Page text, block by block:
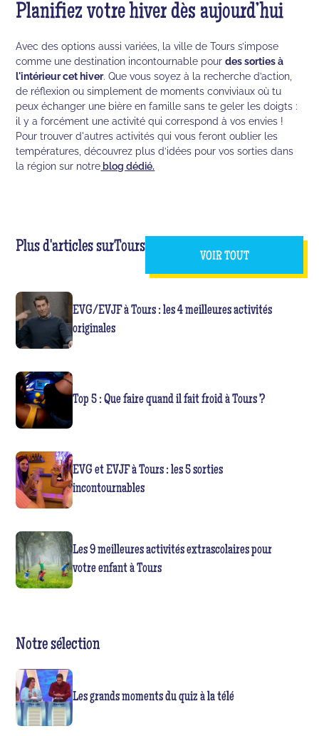
Planifiez votre hiver dès aujourd’hui
Avec des options aussi variées, la ville de Tours s’impose
comme une destination incontournable pourdes sorties à
l'intérieur cet hiver. Que vous soyez à la recherche d’action,
de réflexion ou simplement de moments conviviaux où tu
peux échanger une bière en famille sans te geler les doigts :
il y a forcément une activité qui correspond à vos envies !
Pour trouver d'autres activités qui vous feront oublier les
températures, découvrez plus d’idées pour vos sorties dans
la région sur notre blog dédié.
Plus d'articles surTours
VOIR TOUT
EVG/EVJF à Tours : les 4 meilleures activités
originales
Top 5 : Que faire quand il fait froid à Tours ?
EVG et EVJF à Tours : les 5 sorties
incontournables
Les 9 meilleures activités extrascolaires pour
votre enfant à Tours
Notre sélection
Les grands moments du quiz à la télé